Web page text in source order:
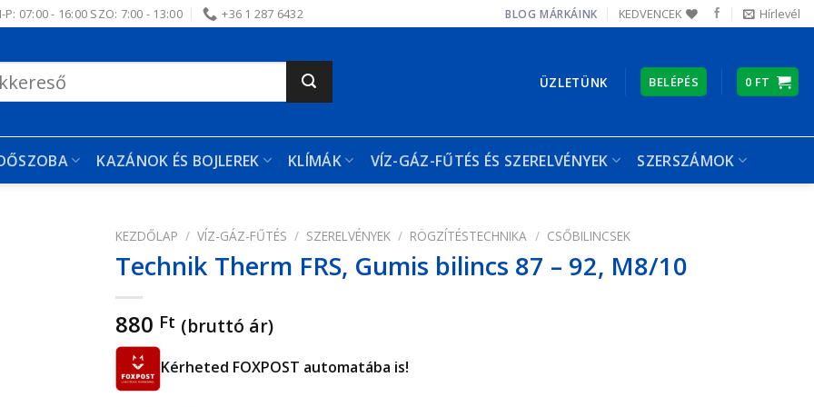
P: 07:00 - 16:00 SZO: 7:00 - 13:00 +36 1 287 6432 BLOG MÁRKÁINK KEDVENCEK Hírlevél
ÜZLETÜNK BELÉPÉS 0 FT
KAZÁNOK ÉS BOJLEREK KLÍMÁK VÍZ-GÁZ-FŰTÉS ÉS SZERELVÉNYEK SZERSZÁMOK
KEZDŐLAP / VÍZ-GÁZ-FŰTÉS / SZERELVÉNYEK / RÖGZÍTÉSTECHNIKA / CSŐBILINCSEK
Technik Therm FRS, Gumis bilincs 87 – 92, M8/10
880 Ft (bruttó ár)
Kérheted FOXPOST automatába is!